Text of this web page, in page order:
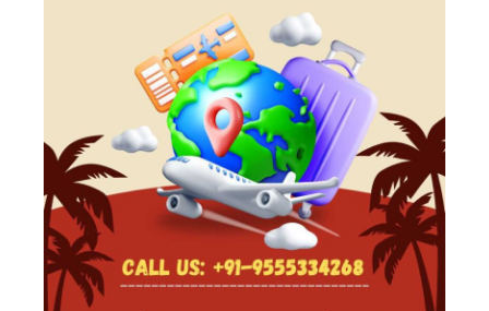
MUSSOORIE TOUR PACKAGE